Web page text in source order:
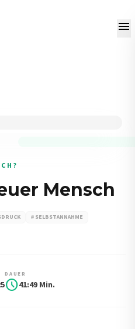
menu
Mensch
# SELBSTANNAHME
DAUER
schedule41:49 Min.